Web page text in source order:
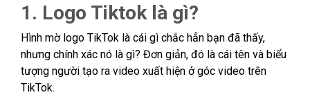
1. Logo Tiktok là gì?
Hình mờ logo TikTok là cái gì chắc hẳn bạn đã thấy,
nhưng chính xác nó là gì? Đơn giản, đó là cái tên và biểu
tượng người tạo ra video xuất hiện ở góc video trên
TikTok.